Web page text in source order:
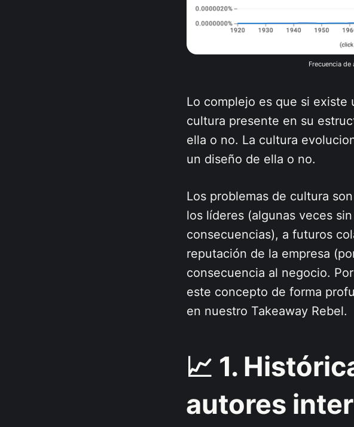
Frecuencia
Lo complejo es que si existe
cultura presente en su
ella o no. La cultura
un diseño de ella o no.
Los problemas de cultura
los líderes (algunas veces
consecuencias), a futuros
reputación de la empresa
consecuencia al negocio.
este concepto de forma
en nuestro Takeaway Rebel.
📈 1.
autores